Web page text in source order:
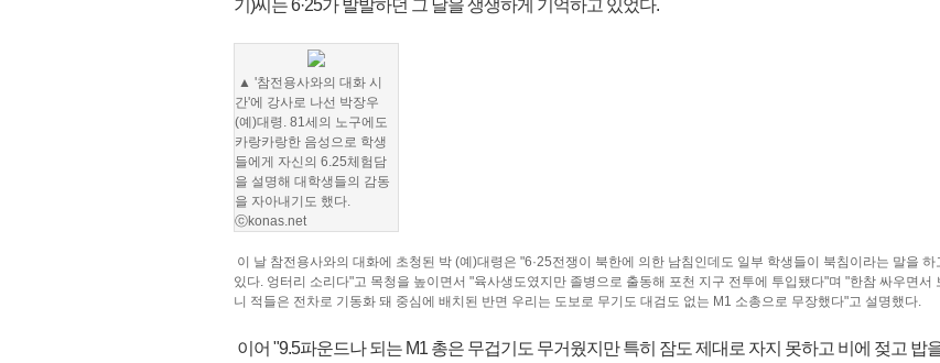
기)씨는 6·25가 발발하던 그 날을 생생하게 기억하고 있었다.
▲ '참전용사와의 대화 시
간'에 강사로 나선 박장우
(예)대령. 81세의 노구에도
카랑카랑한 음성으로 학생
들에게 자신의 6.25체험담
을 설명해 대학생들의 감동
을 자아내기도 했다.
ⓒkonas.net
이 날 참전용사와의 대화에 초청된 박 (예)대령은 "6·25전쟁이 북한에 의한 남침인데도 일부 학생들이 북침이라는 말을 하
있다. 엉터리 소리다"고 목청을 높이면서 "육사생도였지만 졸병으로 출동해 포천 지구 전투에 투입됐다"며 "한참 싸우면서
니 적들은 전차로 기동화 돼 중심에 배치된 반면 우리는 도보로 무기도 대검도 없는 M1 소총으로 무장했다"고 설명했다.
이어 "9.5파운드나 되는 M1 총은 무겁기도 무거웠지만 특히 잠도 제대로 자지 못하고 비에 젖고 밥